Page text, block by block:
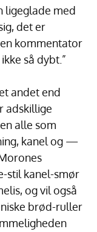
ligeglade med
det er
kommentator
så dybt.”
andet end
adskillige
alle som
kanel og —
stil kanel-smør
og vil også
brød-ruller